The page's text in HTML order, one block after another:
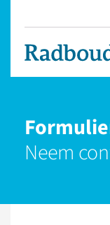
Neem